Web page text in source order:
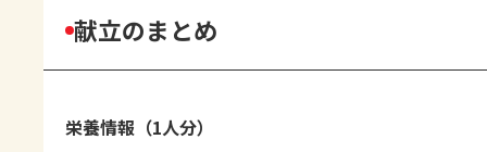
献立のまとめ
栄養情報（1人分）